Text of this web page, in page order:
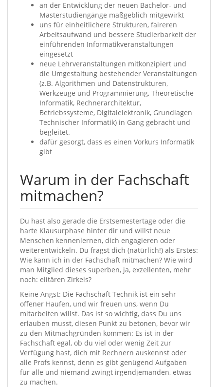
an der Entwicklung der neuen Bachelor- und
Masterstudiengänge maßgeblich mitgewirkt
uns für einheitlichere Strukturen, faireren
Arbeitsaufwand und bessere Studierbarkeit der
einführenden Informatikveranstaltungen
eingesetzt
neue Lehrveranstaltungen mitkonzipiert und
die Umgestaltung bestehender Veranstaltungen
(z.B. Algorithmen und Datenstrukturen,
Werkzeuge und Programmierung, Theoretische
Informatik, Rechnerarchitektur,
Betriebssysteme, Digitalelektronik, Grundlagen
Technischer Informatik) in Gang gebracht und
begleitet.
dafür gesorgt, dass es einen Vorkurs Informatik
gibt
Warum in der Fachschaft
mitmachen?
Du hast also gerade die Erstsemestertage oder die
harte Klausurphase hinter dir und willst neue
Menschen kennenlernen, dich engagieren oder
weiterentwickeln. Du fragst dich (natürlich!) als Erstes:
Wie kann ich in der Fachschaft mitmachen? Wie wird
man Mitglied dieses superben, ja, exzellenten, mehr
noch: elitären Zirkels?
Keine Angst: Die Fachschaft Technik ist ein sehr
offener Haufen, und wir freuen uns, wenn Du
mitarbeiten willst. Das ist so wichtig, dass Du uns
erlauben musst, diesen Punkt zu betonen, bevor wir
zu den Mitmachgründen kommen: Es ist in der
Fachschaft egal, ob du viel oder wenig Zeit zur
Verfügung hast, dich mit Rechnern auskennst oder
alle Profs kennst, denn es gibt genügend Aufgaben
für alle und niemand zwingt irgendjemanden, etwas
zu machen.